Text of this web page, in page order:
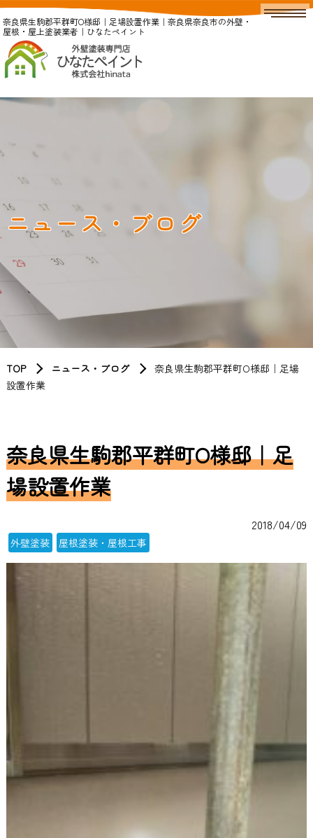
奈良県生駒郡平群町O様邸｜足場設置作業｜奈良県奈良市の外壁・
屋根・屋上塗装業者｜ひなたペイント
ニュース・ブログ
TOP ニュース・ブログ
奈良県生駒郡平群町O様邸｜足場
設置作業
奈良県生駒郡平群町O様邸｜足
場設置作業
2018/04/09
外壁塗装 屋根塗装・屋根工事